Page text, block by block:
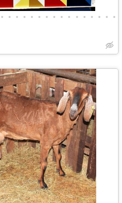
• • • • • • • • • • • • • • • •